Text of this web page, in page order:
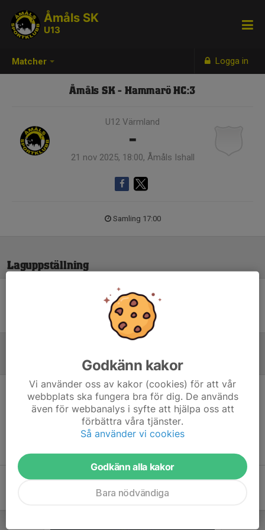
Matcher Logga in
Åmåls SK
U13
Åmåls SK - Hammarö HC:3
U12 Värmland
-
21 nov 2025, 18:00, Åmåls Ishall
Samling 17:00
Laguppställning
Ingen uppställning ifylld
Inget referat skrivet
Godkänn kakor
Vi använder oss av kakor (cookies) för att vår
webbplats ska fungera bra för dig. De används
även för webbanalys i syfte att hjälpa oss att
förbättra våra tjänster.
Så använder vi cookies
Godkänn alla kakor
Bara nödvändiga